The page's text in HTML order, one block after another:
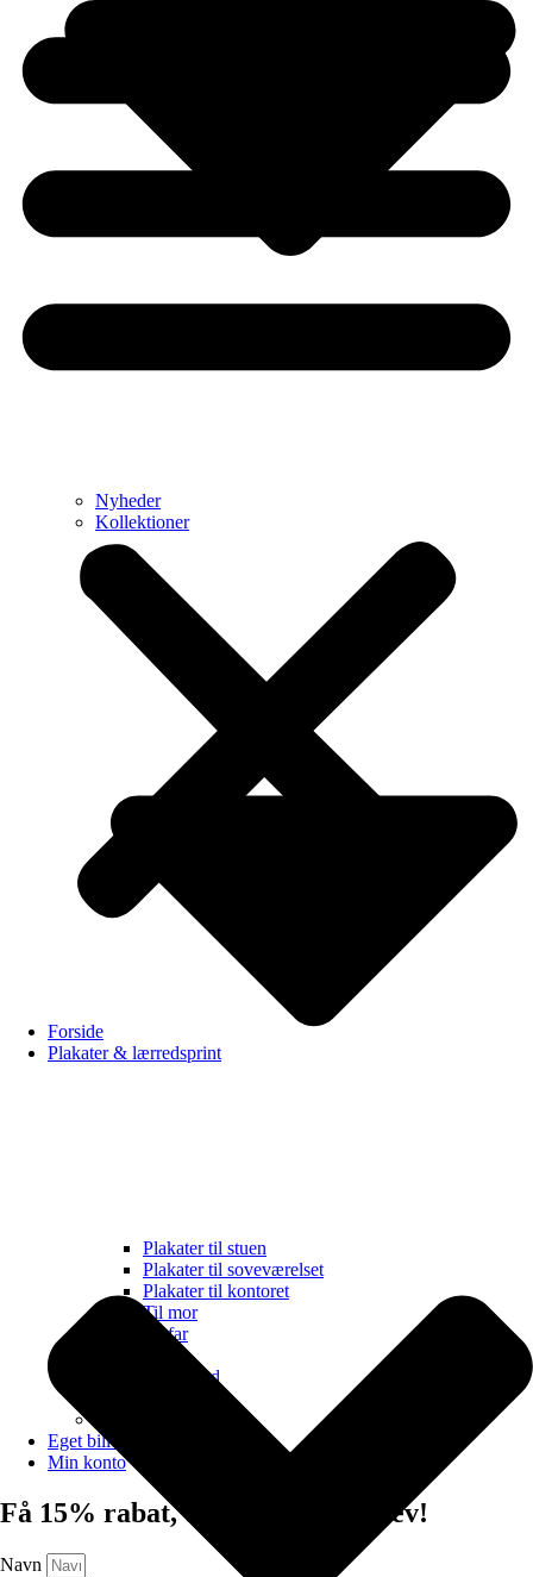
Forside
Plakater & lærredsprint
Nyheder
Kollektioner
Plakater til stuen
Plakater til soveværelset
Plakater til kontoret
Til mor
Til far
Månedens tilbud
Eget billede
Min konto
Få 15% rabat, tilmeld nyhedsbrev!
Navn